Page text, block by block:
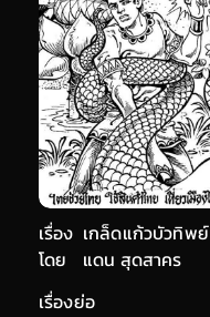
เรื่อง เกล็ดแก้วบัวทิพย์
แดน สุดสาคร
โดย
เรื่องย่อ